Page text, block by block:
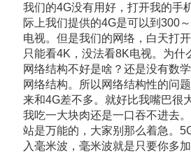
我们的4G没有用好，打开我的手
际上我们提供的4G是可以到300
电视。但是我们的网络，白天打
只能看4K，没法看8K电视。为什
网络结构不好是啥？还是没有数
网络结构。所以网络结构性的问
来和4G差不多。就好比我嘴巴很
我吃一大块肉还是一口吞不进去
站是万能的，大家别那么着急。
入毫米波，毫米波就是只要你多